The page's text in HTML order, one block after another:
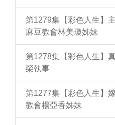
第1279集【彩色人生】
麻豆教會林美瓊姊妹
第1278集【彩色人生】
榮執事
第1277集【彩色人生】
教會楊亞香姊妹